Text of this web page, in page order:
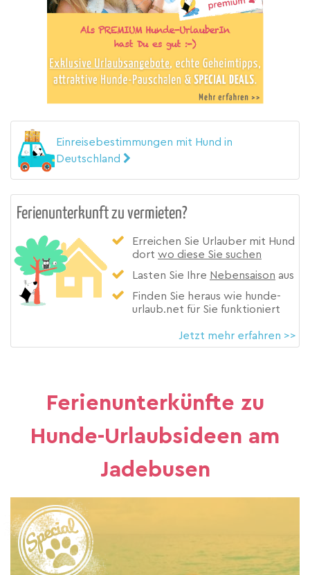
Einreisebestimmungen mit Hund in
Deutschland
Ferienunterkunft zu vermieten?
Erreichen Sie Urlauber mit Hund
dort wo diese Sie suchen
Lasten Sie Ihre Nebensaison aus
Finden Sie heraus wie hunde-
urlaub.net für Sie funktioniert
Jetzt mehr erfahren >>
Ferienunterkünfte zu
Hunde-Urlaubsideen am
Jadebusen